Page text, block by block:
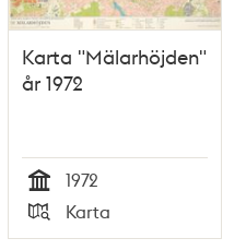
Karta "Mälarhöjden"
år 1972
Tid
1972
Typ
Karta